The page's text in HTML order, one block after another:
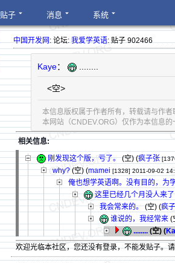
贴子 消息 系统
中国开发网: 论坛:我爱学英语: 贴子 902466
Kaye：
<空>
本信息版权属于作者所有，转载请与作
本网站（CNDEV.ORG）仅作为本信息
相关信息:
刚发现这个版，亏了。(空) (疯子张
why?(空) (mamei [1328] 2011-09-02
俺也想学英语啊。没有目的，为
这里已经几个月没人来了
我会常来的。(空) (疯
谁说的，我经常来 (
........ (空) (
欢迎光临本社区，您还没有登录，不能发贴子。